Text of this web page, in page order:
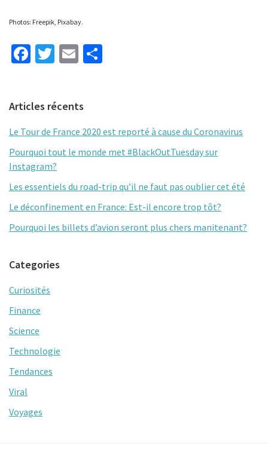
Photos: Freepik, Pixabay.
Fa
o
o
k
T
er
E
l
r
Primary
Sidebar
Articles récents
Le Tour de France 2020 est reporté à cause du Coronavirus
Pourquoi tout le monde met #BlackOutTuesday sur
Instagram?
Les essentiels du road-trip qu’il ne faut pas oublier cet été
Le déconfinement en France: Est-il encore trop tôt?
Pourquoi les billets d’avion seront plus chers manitenant?
Categories
Curiosités
Finance
Science
Technologie
Tendances
Viral
Voyages